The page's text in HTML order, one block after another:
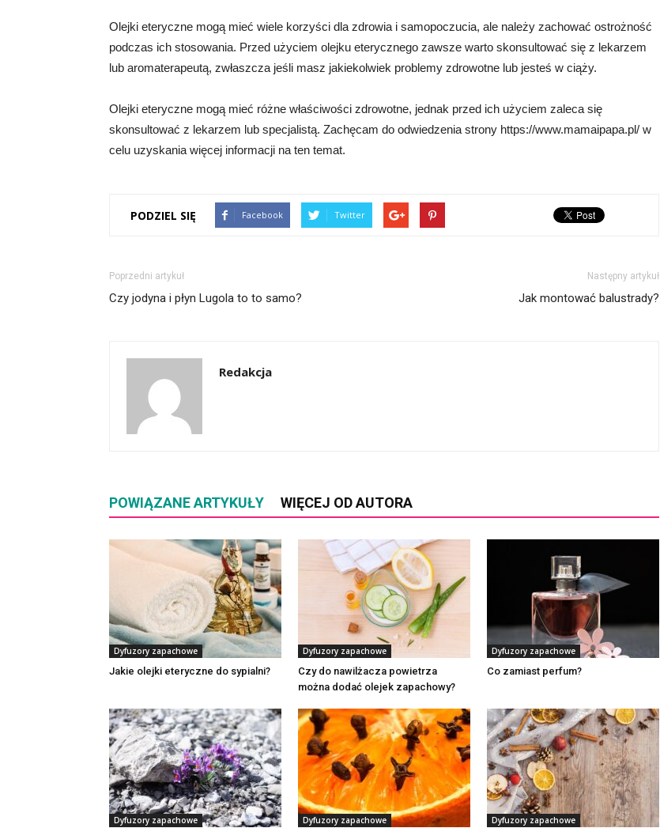
Olejki eteryczne mogą mieć wiele korzyści dla zdrowia i samopoczucia, ale należy zachować ostrożność
podczas ich stosowania. Przed użyciem olejku eterycznego zawsze warto skonsultować się z lekarzem
lub aromaterapeutą, zwłaszcza jeśli masz jakiekolwiek problemy zdrowotne lub jesteś w ciąży.
Olejki eteryczne mogą mieć różne właściwości zdrowotne, jednak przed ich użyciem zaleca się
skonsultować z lekarzem lub specjalistą. Zachęcam do odwiedzenia strony https://www.mamaipapa.pl/ w
celu uzyskania więcej informacji na ten temat.
PODZIEL SIĘ Facebook Twitter
Poprzedni artykuł
Czy jodyna i płyn Lugola to to samo?
Następny artykuł
Jak montować balustrady?
Redakcja
POWIĄZANE ARTYKUŁY WIĘCEJ OD AUTORA
Dyfuzory zapachowe
Jakie olejki eteryczne do sypialni?
Dyfuzory zapachowe
Czy do nawilżacza powietrza
można dodać olejek zapachowy?
Dyfuzory zapachowe
Co zamiast perfum?
Dyfuzory zapachowe Dyfuzory zapachowe Dyfuzory zapachowe